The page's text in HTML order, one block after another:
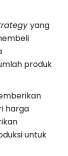
yang
produk
harga
untuk